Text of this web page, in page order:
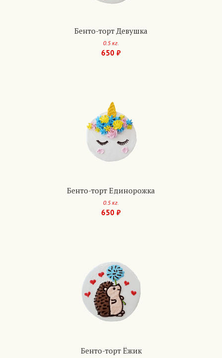
Бенто-торт Девушка
0.5 кг.
650 ₽
Бенто-торт Единорожка
0.5 кг.
650 ₽
Бенто-торт Ёжик